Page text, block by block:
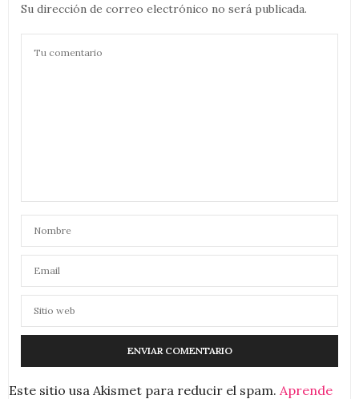
Su dirección de correo electrónico no será publicada.
Este sitio usa Akismet para reducir el spam. Aprende